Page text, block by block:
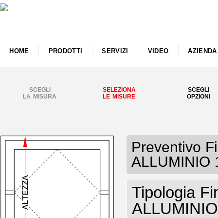
HOME PRODOTTI SERVIZI VIDEO AZIENDA
SCEGLI
LA MISURA
SELEZIONA
LE MISURE
SCEGLI
OPZIONI
Preventivo
ALLUMINIO
Tipologia